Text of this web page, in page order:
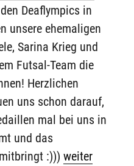
Deaflympics in
unsere ehemaligen
Sarina Krieg und
Futsal-Team die
Herzlichen
uns schon darauf,
mal bei uns in
und das
:)))weiter